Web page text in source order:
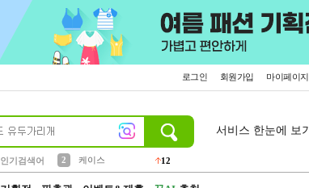
로그인 회원가입 마이페이지
인기검색어
2
케이스
12
서비스 한눈에 보기